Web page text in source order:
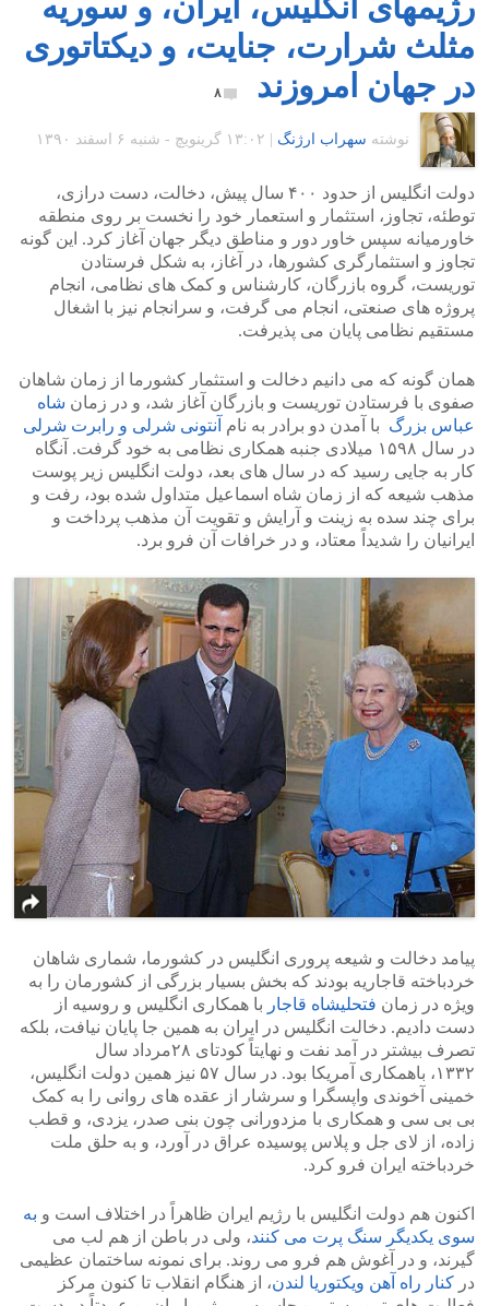
مثلث شرارت، جنایت، و دیکتاتوری
در جهان امروزند
۸
نوشته سهراب ارژنگ ۱۳:۰۲ گرينويچ - شنبه ۶ اسفند ۱۳۹۰
دولت انگلیس از حدود ۴۰۰ سال پیش، دخالت، دست درازی،
توطئه، تجاوز، استثمار و استعمار خود را نخست بر روی منطقه
خاورمیانه سپس خاور دور و مناطق دیگر جهان آغاز کرد. این گونه
تجاوز و استثمارگری کشورها، در آغاز، به شکل فرستادن
توریست، گروه بازرگان، کارشناس و کمک های نظامی، انجام
پروژه های صنعتی، انجام می گرفت، و سرانجام نیز با اشغال
مستقیم نظامی پایان می پذیرفت.
همان گونه که می دانیم دخالت و استثمار کشورما از زمان شاهان
صفوی با فرستادن توریست و بازرگان آغاز شد، و در زمان شاه
عباس بزرگ با آمدن دو برادر به نام آنتونی شرلی و رابرت شرلی
در سال ۱۵۹۸ میلادی جنبه همکاری نظامی به خود گرفت. آنگاه
کار به جایی رسید که در سال های بعد، دولت انگلیس زیر پوست
مذهب شیعه که از زمان شاه اسماعیل متداول شده بود، رفت و
برای چند سده به زینت و آرایش و تقویت آن مذهب پرداخت و
ایرانیان را شدیداً معتاد، و در خرافات آن فرو برد.
پیامد دخالت و شیعه پروری انگلیس در کشورما، شماری شاهان
خردباخته قاجاریه بودند که بخش بسیار بزرگی از کشورمان را به
ویژه در زمان فتحلیشاه قاجار با همکاری انگلیس و روسیه از
دست دادیم. دخالت انگلیس در ایران به همین جا پایان نیافت، بلکه
تصرف بیشتر در آمد نفت و نهایتاً کودتای ۲۸مرداد سال
۱۳۳۲، باهمکاری آمریکا بود. در سال ۵۷ نیز همین دولت انگلیس،
خمینی آخوندی واپسگرا و سرشار از عقده های روانی را به کمک
بی بی سی و همکاری با مزدورانی چون بنی صدر، یزدی، و قطب
زاده، از لای جل و پلاس پوسیده عراق در آورد، و به حلق ملت
خردباخته ایران فرو کرد.
اکنون هم دولت انگلیس با رژیم ایران ظاهراً در اختلاف است و به
سوی یکدیگر سنگ پرت می کنند، ولی در باطن از هم لب می
گیرند، و در آغوش هم فرو می روند. برای نمونه ساختمان عظیمی
در کنار راه آهن ویکتوریا لندن، از هنگام انقلاب تا کنون مرکز